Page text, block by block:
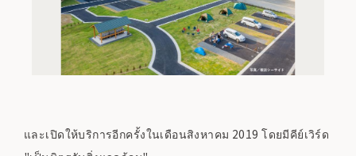
และเปิดให้บริการอีกครั้งในเดือนสิงหาคม 2019 โดยมีคีย์เวิร์ด